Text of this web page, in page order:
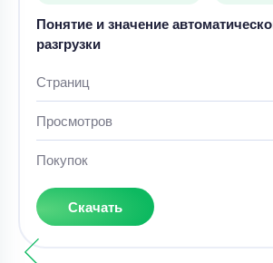
Понятие и значение
разгрузки
Страниц
Просмотров
Покупок
Скачать